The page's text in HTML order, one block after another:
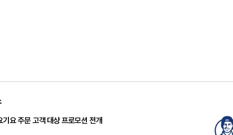
기요 주문 고객 대상 프로모션 전개